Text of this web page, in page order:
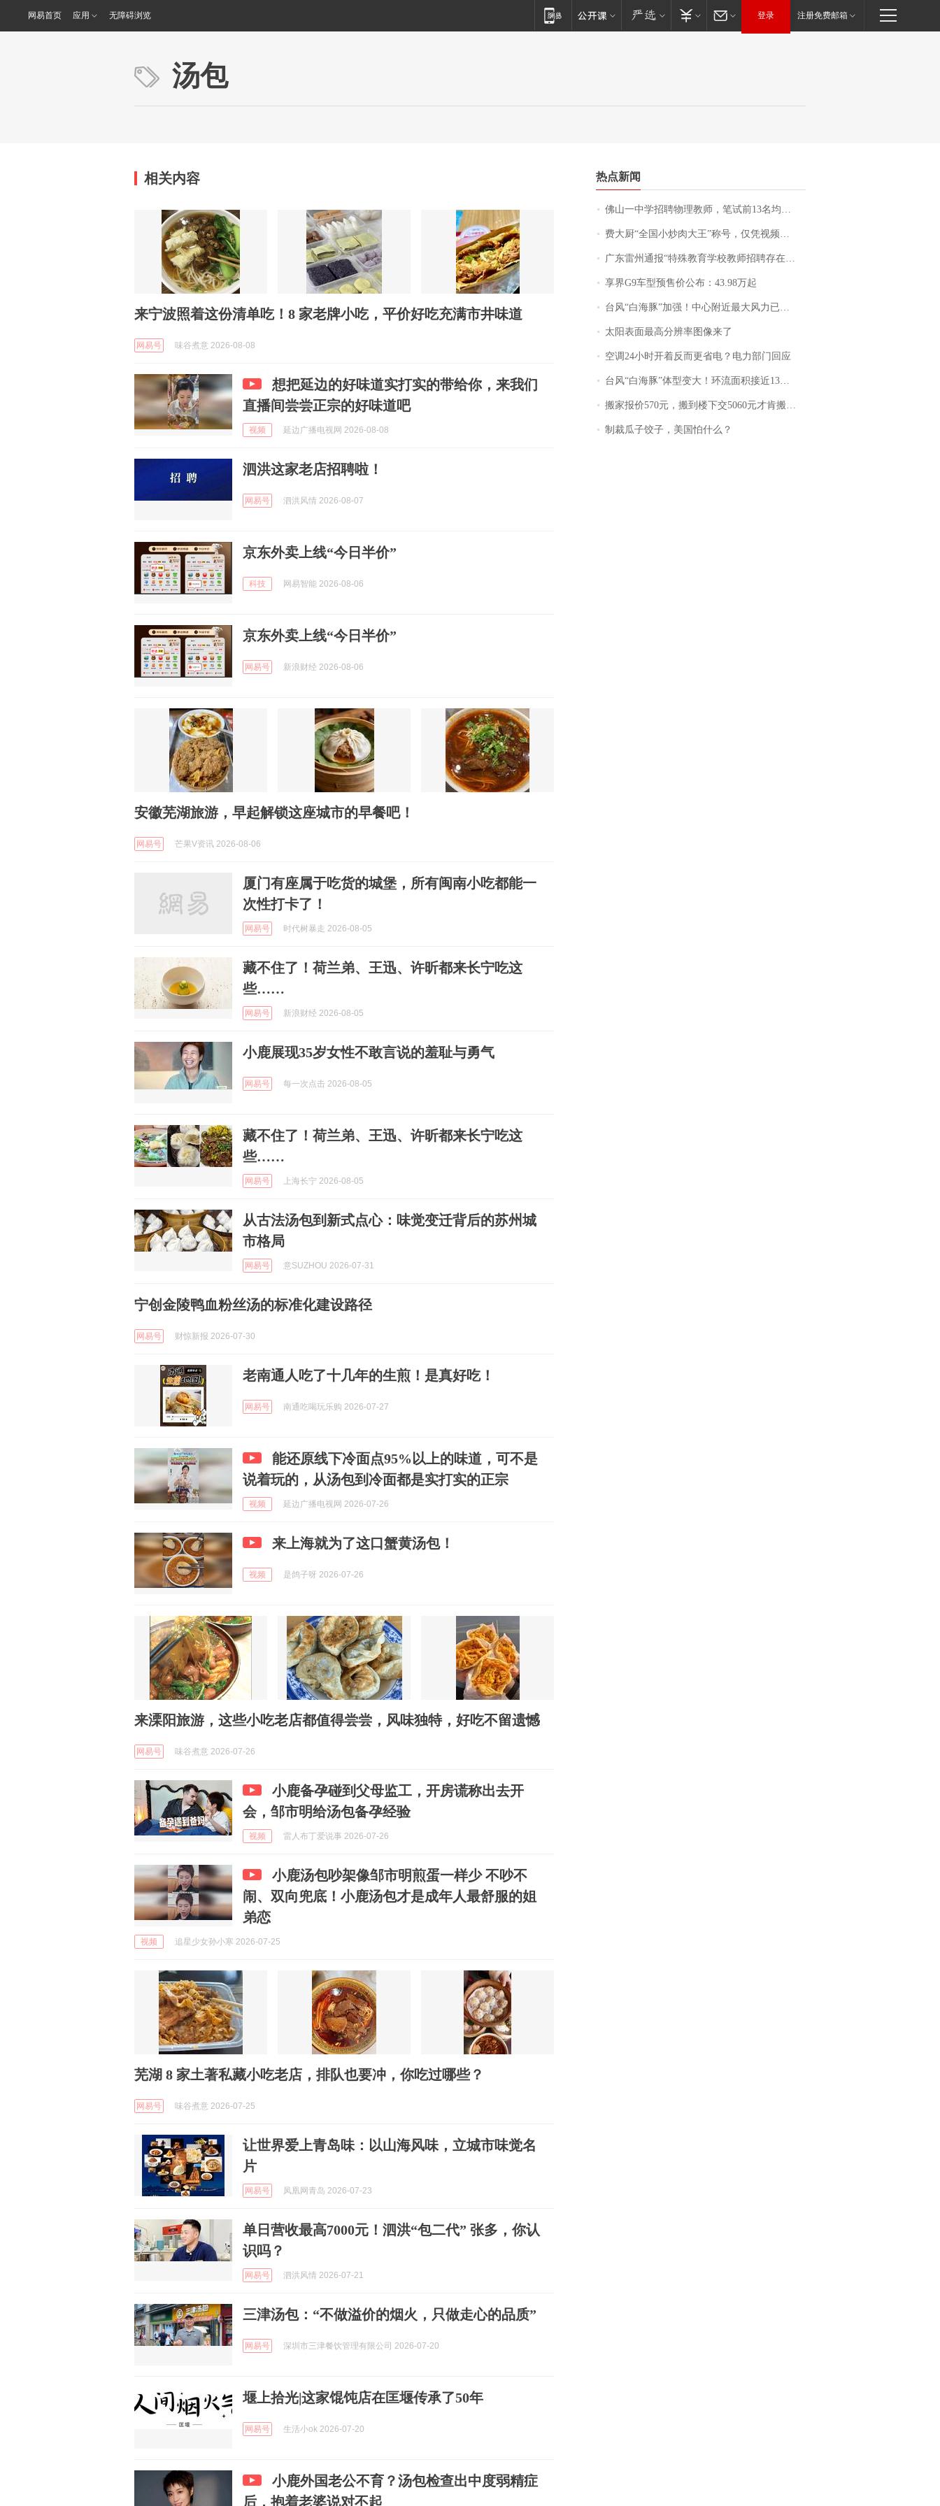
网易首页 应用 无障碍浏览 登录 注册免费邮箱
汤包
相关内容
来宁波照着这份清单吃！8 家老牌小吃，平价好吃充满市井味道
网易号 味谷煮意 2026-08-08
想把延边的好味道实打实的带给你，来我们
直播间尝尝正宗的好味道吧
视频 延边广播电视网 2026-08-08
泗洪这家老店招聘啦！
网易号 泗洪风情 2026-08-07
京东外卖上线“今日半价”
科技 网易智能 2026-08-06
京东外卖上线“今日半价”
网易号 新浪财经 2026-08-06
安徽芜湖旅游，早起解锁这座城市的早餐吧！
网易号 芒果V资讯 2026-08-06
厦门有座属于吃货的城堡，所有闽南小吃都能一
次性打卡了！
网易号 时代树暴走 2026-08-05
藏不住了！荷兰弟、王迅、许昕都来长宁吃这
些……
网易号 新浪财经 2026-08-05
小鹿展现35岁女性不敢言说的羞耻与勇气
网易号 每一次点击 2026-08-05
藏不住了！荷兰弟、王迅、许昕都来长宁吃这
些……
网易号 上海长宁 2026-08-05
从古法汤包到新式点心：味觉变迁背后的苏州城
市格局
网易号 意SUZHOU 2026-07-31
宁创金陵鸭血粉丝汤的标准化建设路径
网易号 财惊新报 2026-07-30
老南通人吃了十几年的生煎！是真好吃！
网易号 南通吃喝玩乐购 2026-07-27
能还原线下冷面点95%以上的味道，可不是
说着玩的，从汤包到冷面都是实打实的正宗
视频 延边广播电视网 2026-07-26
来上海就为了这口蟹黄汤包！
视频 是鸽子呀 2026-07-26
来溧阳旅游，这些小吃老店都值得尝尝，风味独特，好吃不留遗憾
网易号 味谷煮意 2026-07-26
小鹿备孕碰到父母监工，开房谎称出去开
会，邹市明给汤包备孕经验
视频 雷人布丁爱说事 2026-07-26
小鹿汤包吵架像邹市明煎蛋一样少 不吵不
闹、双向兜底！小鹿汤包才是成年人最舒服的姐
弟恋
视频 追星少女孙小寒 2026-07-25
芜湖 8 家土著私藏小吃老店，排队也要冲，你吃过哪些？
网易号 味谷煮意 2026-07-25
让世界爱上青岛味：以山海风味，立城市味觉名
片
网易号 凤凰网青岛 2026-07-23
单日营收最高7000元！泗洪“包二代” 张多，你认
识吗？
网易号 泗洪风情 2026-07-21
三津汤包：“不做溢价的烟火，只做走心的品质”
网易号 深圳市三津餐饮管理有限公司 2026-07-20
堰上拾光|这家馄饨店在匡堰传承了50年
网易号 生活小ok 2026-07-20
小鹿外国老公不育？汤包检查出中度弱精症
后，抱着老婆说对不起
热点新闻
佛山一中学招聘物理教师，笔试前13名均遭淘汰？教育局：已叫停招聘，成立调查组全面核查
费大厨“全国小炒肉大王”称号，仅凭视频评出？中国烹饪协会回应
广东雷州通报“特殊教育学校教师招聘存在违规行为”：已启动问责程序 副校长被停职
享界G9车型预售价公布：43.98万起
台风“白海豚”加强！中心附近最大风力已达15级 最新研判
太阳表面最高分辨率图像来了
空调24小时开着反而更省电？电力部门回应
台风“白海豚”体型变大！环流面积接近13个浙江那么大
搬家报价570元，搬到楼下交5060元才肯搬上楼！女子傻眼了……
制裁瓜子饺子，美国怕什么？